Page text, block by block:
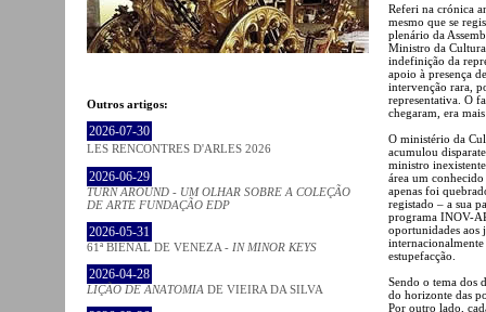
Outros artigos:
2026-07-30
LES RENCONTRES D'ARLES 2026
2026-06-29
TURN AROUND - UM OLHAR SOBRE A COLEÇÃO
DE ARTE FUNDAÇÃO EDP
2026-05-31
61ª BIENAL DE VENEZA - IN MINOR KEYS
2026-04-28
LIÇÃO DE ANATOMIA DE VIEIRA DA SILVA
Referi na crónica
mesmo que se
plenário da
Ministro da Cultura
indefinição da
apoio à presença
intervenção rara,
representativa. O
chegaram, era
O ministério da
acumulou
ministro
área um
apenas foi
registado – a sua
programa INOV-
oportunidades aos
estupefacção.
Sendo o tema dos
do horizonte das
Por outro lado,